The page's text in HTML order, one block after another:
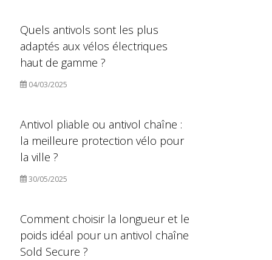
Quels antivols sont les plus
adaptés aux vélos électriques
haut de gamme ?
04/03/2025
Antivol pliable ou antivol chaîne :
la meilleure protection vélo pour
la ville ?
30/05/2025
Comment choisir la longueur et le
poids idéal pour un antivol chaîne
Sold Secure ?